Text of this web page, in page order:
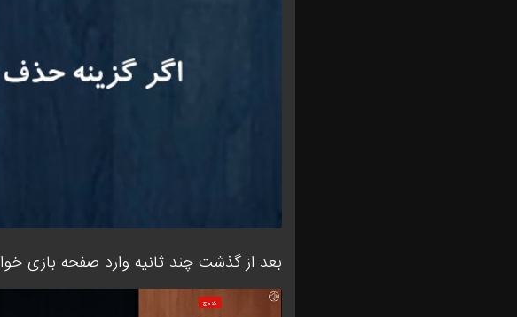
بعد از گذشت چند ثانیه وارد صفحه بازی